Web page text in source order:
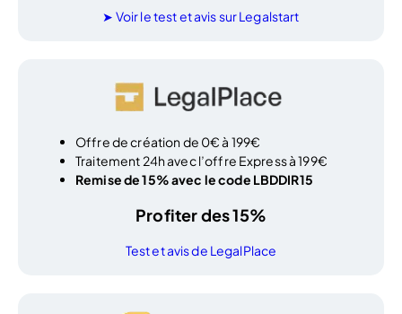
➤ Voir le test et avis sur Legalstart
Offre de création de 0€ à 199€
Traitement 24h avec l’offre Express à 199€
Remise de 15% avec le code LBDDIR15
Profiter des 15%
Test et avis de LegalPlace